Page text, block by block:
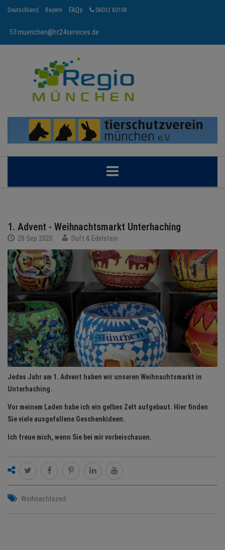
Deutschland Bayern FAQs 06032 80108
muenchen@ht24services.de
BRANCHEN
NEWS
TERMINE
ANGEBOTE
JOBS
MEDIEN
KONTAKT
1. Advent - Weihnachtsmarkt Unterhaching
28 Sep 2020 Duft & Edelstein
Jedes Jahr am 1. Advent haben wir unseren Weihnachtsmarkt in
Unterhaching.
Vor meinem Laden habe ich ein gelbes Zelt aufgebaut. Hier finden
Sie viele ausgefallene Geschenkideen.
Ich freue mich, wenn Sie bei mir vorbeischauen.
Weihnachtszeit